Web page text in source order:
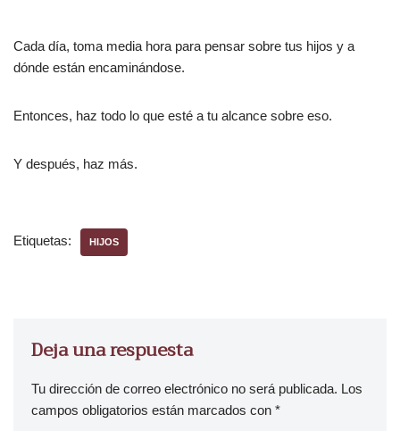
Cada día, toma media hora para pensar sobre tus hijos y a
dónde están encaminándose.
Entonces, haz todo lo que esté a tu alcance sobre eso.
Y después, haz más.
Etiquetas: HIJOS
Deja una respuesta
Tu dirección de correo electrónico no será publicada. Los
campos obligatorios están marcados con *